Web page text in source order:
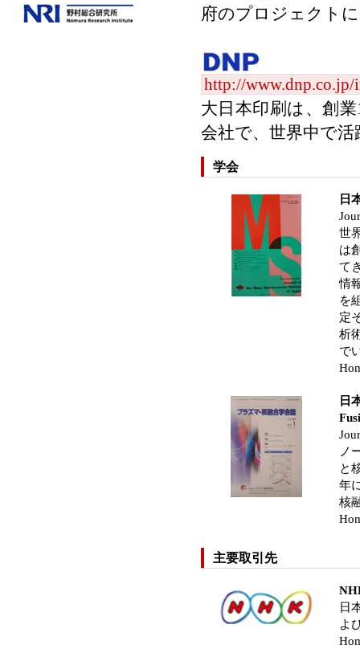
府のプロジェクト
http://www.dnp.co.jp/
大日本印刷は、創
会社で、世界中で
学会
日
世
は
て
情
を
定
析
で
日
ノ
と
年
核
主要取引先
日
よ